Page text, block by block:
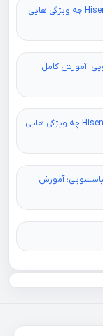
سیستم عامل Vidaa در تلویزیون های Hisense چه ویژگی هایی
آموزش کامل
سیستم عامل Vidaa در تلویزیون های Hisense چه ویژگی هایی
آموزش